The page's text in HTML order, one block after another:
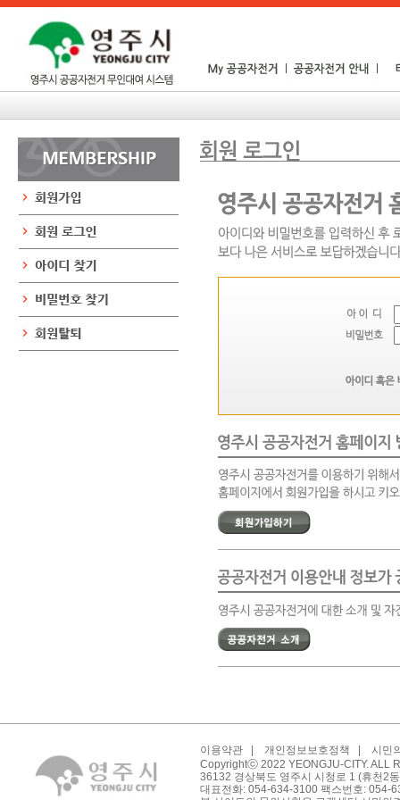
이용약관 개인정보보호정책
시민
Copyrightⓒ 2022 YEONGJU-CITY. ALL
36132 경상북도 영주시 시청로 1 (휴천2
대표전화: 054-634-3100 팩스번호: 054-